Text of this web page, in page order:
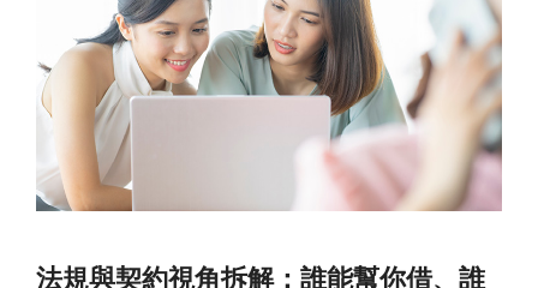
法規與契約視角拆解：誰能幫你借、誰